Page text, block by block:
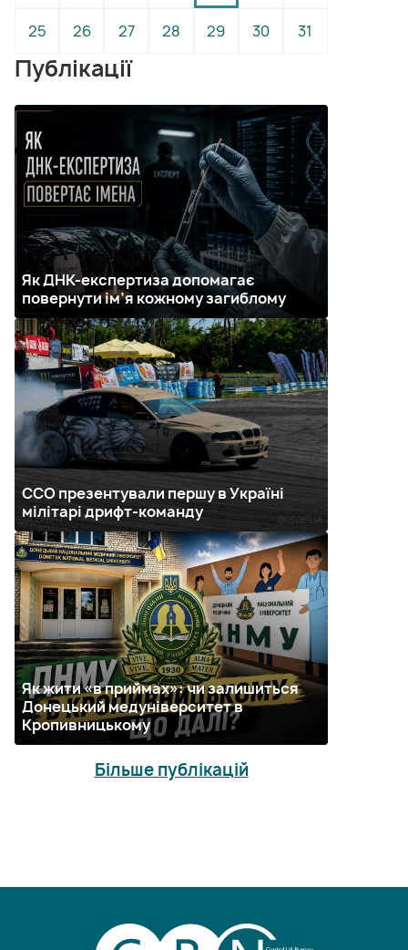
25 26 27 28 29 30 31
Публікації
Як ДНК-експертиза допомагає
повернути ім’я кожному загиблому
ССО презентували першу в Україні
мілітарі дрифт-команду
Як жити «в приймах»: чи залишиться
Донецький медуніверситет в
Кропивницькому
Більше публікацій